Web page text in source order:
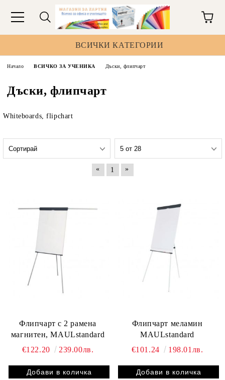
ВСИЧКИ КАТЕГОРИИ
Начало ВСИЧКО ЗА УЧЕНИКА Дъски, флипчарт
Дъски, флипчарт
Whiteboards, flipchart
« 1 »
Флипчарт с 2 рамена
магнитен, MAULstandard
€122.20
239.00лв.
Флипчарт меламин
MAULstandard
€101.24
198.01лв.